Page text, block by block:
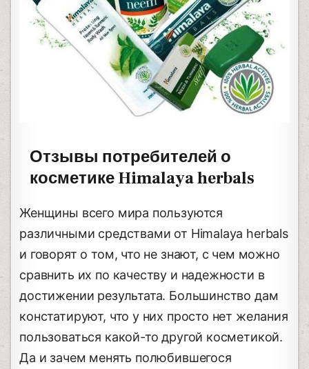
Отзывы потребителей о
косметике Himalaya herbals
Женщины всего мира пользуются
различными средствами от Himalaya herbals
и говорят о том, что не знают, с чем можно
сравнить их по качеству и надежности в
достижении результата. Большинство дам
констатируют, что у них просто нет желания
пользоваться какой-то другой косметикой.
Да и зачем менять полюбившегося